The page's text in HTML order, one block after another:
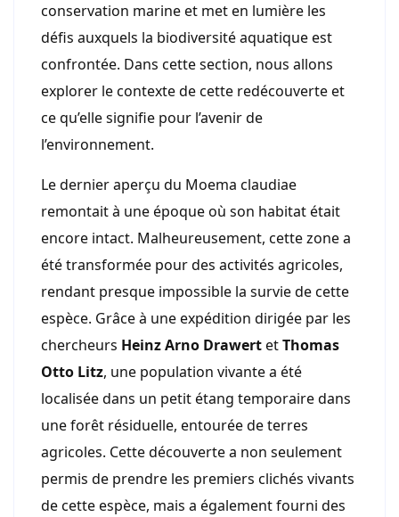
conservation marine et met en lumière les
défis auxquels la biodiversité aquatique est
confrontée. Dans cette section, nous allons
explorer le contexte de cette redécouverte et
ce qu’elle signifie pour l’avenir de
l’environnement.
Le dernier aperçu du Moema claudiae
remontait à une époque où son habitat était
encore intact. Malheureusement, cette zone a
été transformée pour des activités agricoles,
rendant presque impossible la survie de cette
espèce. Grâce à une expédition dirigée par les
chercheurs Heinz Arno DrawertetThomas
Otto Litz, une population vivante a été
localisée dans un petit étang temporaire dans
une forêt résiduelle, entourée de terres
agricoles. Cette découverte a non seulement
permis de prendre les premiers clichés vivants
de cette espèce, mais a également fourni des